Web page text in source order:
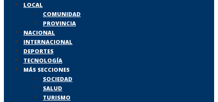
LOCAL
COMUNIDAD
PROVINCIA
NACIONAL
INTERNACIONAL
DEPORTES
TECNOLOGÍA
MÁS SECCIONES
SOCIEDAD
SALUD
TURISMO